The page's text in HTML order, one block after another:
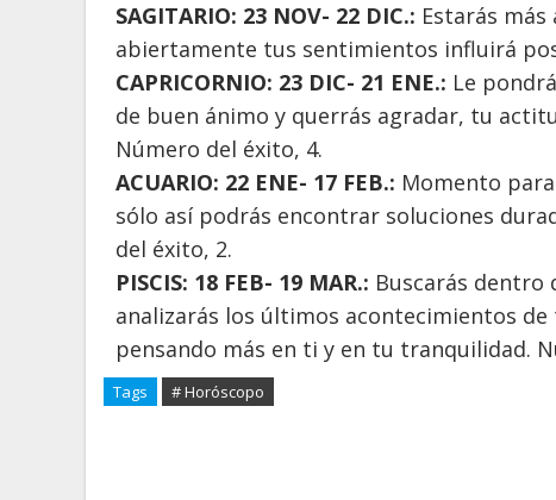
SAGITARIO: 23 NOV- 22 DIC.: Estarás
abiertamente tus sentimientos influirá
CAPRICORNIO: 23 DIC- 21 ENE.: Le
de buen ánimo y querrás agradar, tu
Número del éxito, 4.
ACUARIO: 22 ENE- 17 FEB.: Momento
sólo así podrás encontrar soluciones
del éxito, 2.
PISCIS: 18 FEB- 19 MAR.: Buscarás dentro
analizarás los últimos acontecimientos
pensando más en ti y en tu tranquilidad.
Tags # Horóscopo